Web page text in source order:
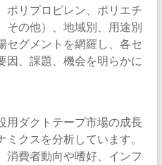
ポリプロピレン、ポリエチ
その他）、地域別、用途別
セグメントを網羅し、各セ
因、課題、機会を明らかに
用ダクトテープ市場の成長
クスを分析しています。
消費者動向や嗜好、インフ